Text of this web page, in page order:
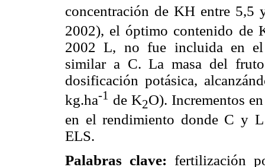
concentración de KH entre 5,5
2002), el óptimo contenido
2002 L, no fue incluida en el
similar a C. La masa del
dosificación potásica,
kg.ha-1 de K2O). Incrementos
en el rendimiento donde C y
ELS.
Palabras clave: fertilización